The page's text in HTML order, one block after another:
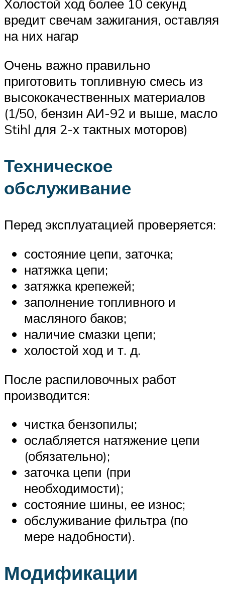
Холостой ход более 10 секунд
вредит свечам зажигания, оставляя
на них нагар
Очень важно правильно
приготовить топливную смесь из
высококачественных материалов
(1/50, бензин АИ-92 и выше, масло
Stihl для 2-х тактных моторов)
Техническое
обслуживание
Перед эксплуатацией проверяется:
состояние цепи, заточка;
натяжка цепи;
затяжка крепежей;
заполнение топливного и
масляного баков;
наличие смазки цепи;
холостой ход и т. д.
После распиловочных работ
производится:
чистка бензопилы;
ослабляется натяжение цепи
(обязательно);
заточка цепи (при
необходимости);
состояние шины, ее износ;
обслуживание фильтра (по
мере надобности).
Модификации